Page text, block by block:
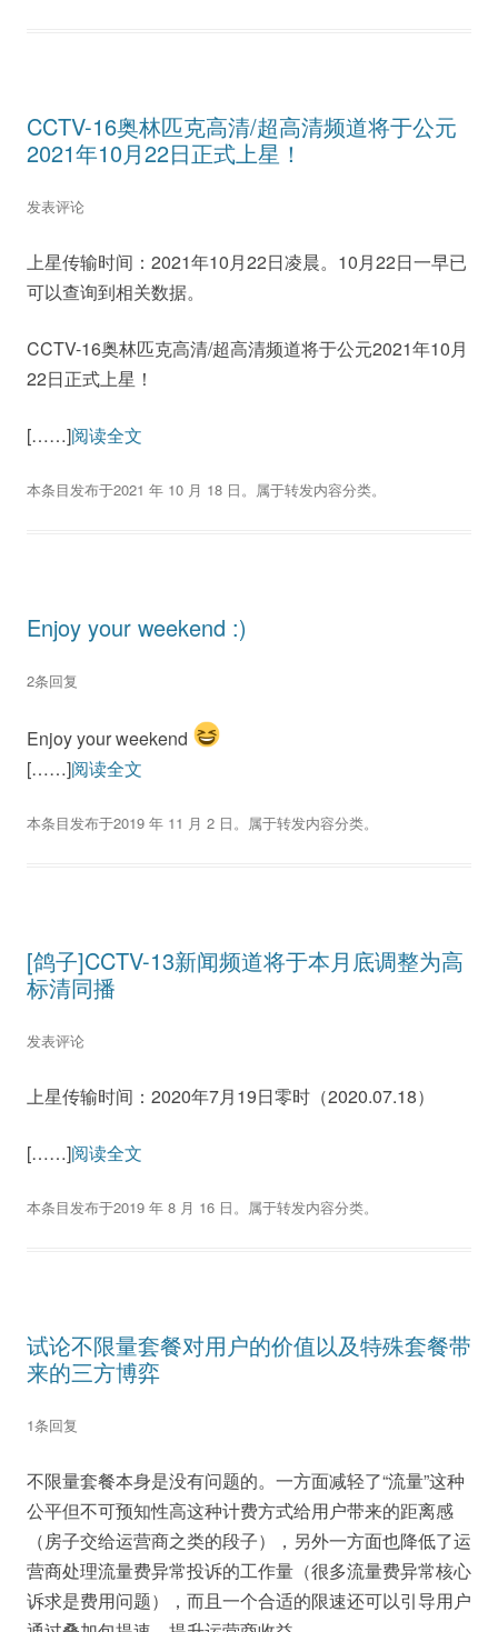
CCTV-16奥林匹克高清/超高清频道将于公元
2021年10月22日正式上星！
发表评论
上星传输时间：2021年10月22日凌晨。10月22日一早已
可以查询到相关数据。
CCTV-16奥林匹克高清/超高清频道将于公元2021年10月
22日正式上星！
[……]阅读全文
本条目发布于2021 年 10 月 18 日。属于转发内容分类。
Enjoy your weekend :)
2条回复
Enjoy your weekend
[……]阅读全文
本条目发布于2019 年 11 月 2 日。属于转发内容分类。
[鸽子]CCTV-13新闻频道将于本月底调整为高
标清同播
发表评论
上星传输时间：2020年7月19日零时（2020.07.18）
[……]阅读全文
本条目发布于2019 年 8 月 16 日。属于转发内容分类。
试论不限量套餐对用户的价值以及特殊套餐带
来的三方博弈
1条回复
不限量套餐本身是没有问题的。一方面减轻了“流量”这种
公平但不可预知性高这种计费方式给用户带来的距离感
（房子交给运营商之类的段子），另外一方面也降低了运
营商处理流量费异常投诉的工作量（很多流量费异常核心
诉求是费用问题），而且一个合适的限速还可以引导用户